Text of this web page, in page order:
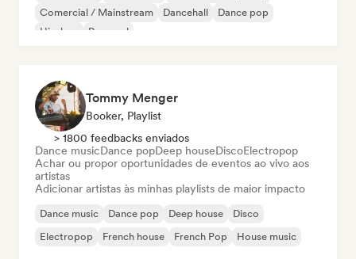
Comercial / Mainstream
Dancehall
Dance pop
Hip-hop
Pop soul
Tommy Menger
Booker, Playlist
> 1800 feedbacks enviados
Dance musicDance popDeep houseDiscoElectropop
Achar ou propor oportunidades de eventos ao vivo aos
artistas
Adicionar artistas às minhas playlists de maior impacto
Dance music Dance pop Deep house
Disco
Electropop
French house French Pop House music